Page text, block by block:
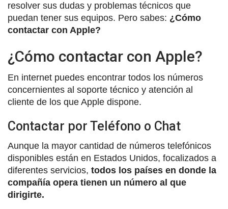
resolver sus dudas y problemas técnicos que
puedan tener sus equipos. Pero sabes: ¿Cómo
contactar con Apple?
¿Cómo contactar con Apple?
En internet puedes encontrar todos los números
concernientes al soporte técnico y atención al
cliente de los que Apple dispone.
Contactar por Teléfono o Chat
Aunque la mayor cantidad de números telefónicos
disponibles están en Estados Unidos, focalizados a
diferentes servicios, todos los países en donde la
compañía opera tienen un número al que
dirigirte.